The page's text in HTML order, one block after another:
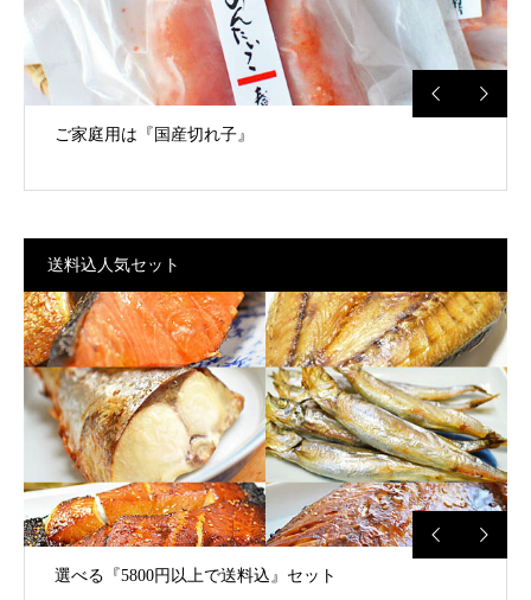
ご家庭用は『国産切れ子』
送料込人気セット
選べる『5800円以上で送料込』セット